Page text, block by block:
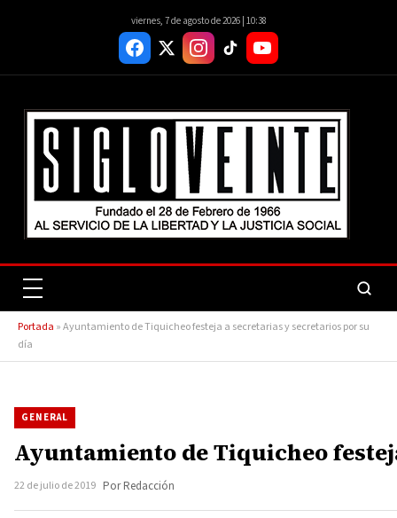
viernes, 7 de agosto de 2026 | 10:38
Portada »Ayuntamiento de Tiquicheo festeja a secretarias y secretarios por su
día
GENERAL
Ayuntamiento de Tiquicheo
22 de julio de 2019 Por Redacción